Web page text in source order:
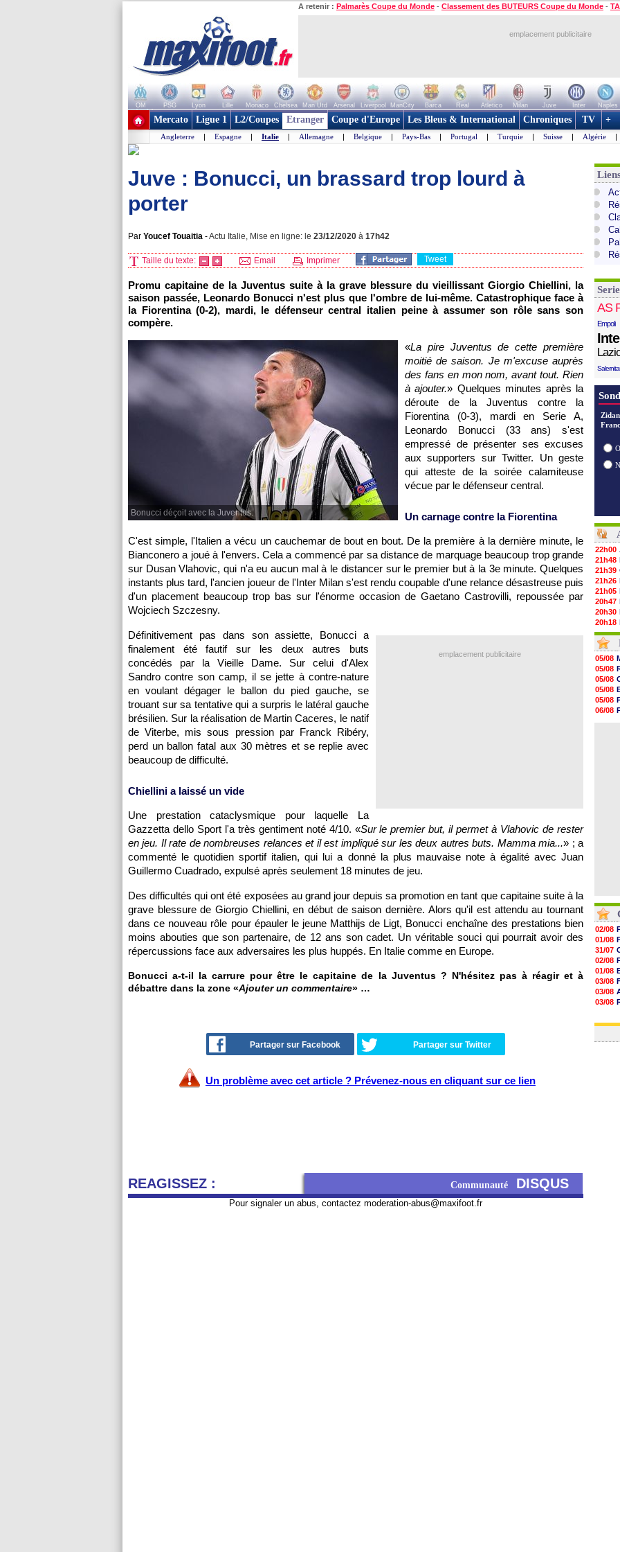
A retenir : Palmarès Coupe du Monde - Classement des BUTEURS Coupe du Monde -
emplacement publicitaire
OM PSG Lyon Lille Monaco Chelsea Man Utd Arsenal Liverpool ManCity Barca Real Atletico Milan Juve Inter Naples
+ de clubs
Mercato Ligue 1 L2/Coupes Etranger Coupe d'Europe Les Bleus & International Chroniques TV +
Angleterre | Espagne | Italie | Allemagne | Belgique | Pays-Bas | Portugal | Turquie | Suisse | Algérie |
Juve : Bonucci, un brassard trop lourd à
porter
Par Youcef Touaitia -Actu Italie, Mise en ligne: le 23/12/2020 à 17h42
Taille du texte: Email Imprimer Tweet
Promu capitaine de la Juventus suite à la grave blessure du vieillissant Giorgio Chiellini, la
saison passée, Leonardo Bonucci n'est plus que l'ombre de lui-même. Catastrophique face à
la Fiorentina (0-2), mardi, le défenseur central italien peine à assumer son rôle sans son
compère.
Bonucci déçoit avec la Juventus.
«La pire Juventus de cette première
moitié de saison. Je m'excuse auprès
des fans en mon nom, avant tout. Rien
à ajouter.» Quelques minutes après la
déroute de la Juventus contre la
Fiorentina (0-3), mardi en Serie A,
Leonardo Bonucci (33 ans) s'est
empressé de présenter ses excuses
aux supporters sur Twitter. Un geste
qui atteste de la soirée calamiteuse
vécue par le défenseur central.
Un carnage contre la Fiorentina
C'est simple, l'Italien a vécu un cauchemar de bout en bout. De la première à la dernière minute, le
Bianconero a joué à l'envers. Cela a commencé par sa distance de marquage beaucoup trop grande
sur Dusan Vlahovic, qui n'a eu aucun mal à le distancer sur le premier but à la 3e minute. Quelques
instants plus tard, l'ancien joueur de l'Inter Milan s'est rendu coupable d'une relance désastreuse puis
d'un placement beaucoup trop bas sur l'énorme occasion de Gaetano Castrovilli, repoussée par
Wojciech Szczesny.
emplacement publicitaire
Définitivement pas dans son assiette, Bonucci a
finalement été fautif sur les deux autres buts
concédés par la Vieille Dame. Sur celui d'Alex
Sandro contre son camp, il se jette à contre-nature
en voulant dégager le ballon du pied gauche, se
trouant sur sa tentative qui a surpris le latéral gauche
brésilien. Sur la réalisation de Martin Caceres, le natif
de Viterbe, mis sous pression par Franck Ribéry,
perd un ballon fatal aux 30 mètres et se replie avec
beaucoup de difficulté.
Chiellini a laissé un vide
Une prestation cataclysmique pour laquelle La
Gazzetta dello Sport l'a très gentiment noté 4/10. «Sur le premier but, il permet à Vlahovic de rester
en jeu. Il rate de nombreuses relances et il est impliqué sur les deux autres buts. Mamma mia...» ; a
commenté le quotidien sportif italien, qui lui a donné la plus mauvaise note à égalité avec Juan
Guillermo Cuadrado, expulsé après seulement 18 minutes de jeu.
Des difficultés qui ont été exposées au grand jour depuis sa promotion en tant que capitaine suite à la
grave blessure de Giorgio Chiellini, en début de saison dernière. Alors qu'il est attendu au tournant
dans ce nouveau rôle pour épauler le jeune Matthijs de Ligt, Bonucci enchaîne des prestations bien
moins abouties que son partenaire, de 12 ans son cadet. Un véritable souci qui pourrait avoir des
répercussions face aux adversaires les plus huppés. En Italie comme en Europe.
Bonucci a-t-il la carrure pour être le capitaine de la Juventus ? N'hésitez pas à réagir et à
débattre dans la zone «Ajouter un commentaire» …
Partager sur Facebook Partager sur Twitter
Un problème avec cet article ? Prévenez-nous en cliquant sur ce lien
REAGISSEZ : Communauté DISQUS
Pour signaler un abus, contactez moderation-abus@maxifoot.fr
AS
Empoli
22h00
21h48
21h39
21h26
21h05
20h47
20h30
20h18
20h04
19h47
19h34
19h14
19h06
18h50
18h30
18h20
17h58
05/08
05/08
05/08
05/08
05/08
06/08
02/08
01/08
31/07
02/08
01/08
03/08
03/08
03/08
31/07